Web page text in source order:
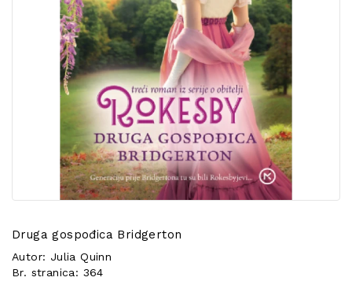
KONTAKT
POSEBNA
Druga gospođica Bridgerton
Autor: Julia Quinn
Br. stranica: 364